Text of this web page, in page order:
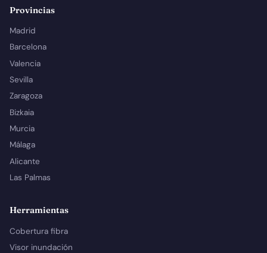
Provincias
Madrid
Barcelona
Valencia
Sevilla
Zaragoza
Bizkaia
Murcia
Málaga
Alicante
Las Palmas
Herramientas
Cobertura fibra
Visor inundación